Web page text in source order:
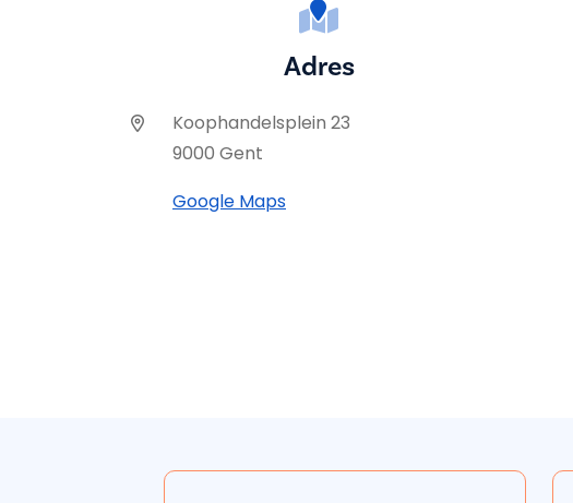
Adres
Koophandelsplein 23
9000 Gent
Google Maps